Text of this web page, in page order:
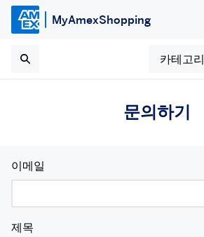
MyAmexShopping
카테고리
문의하기
이메일
제목